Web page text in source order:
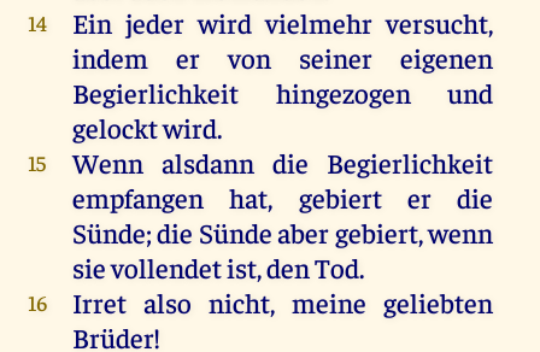
14
Ein jeder wird vielmehr versucht,
indem er von seiner eigenen
Begierlichkeit hingezogen und
gelockt wird.
15
Wenn alsdann die Begierlichkeit
empfangen hat, gebiert er die
Sünde; die Sünde aber gebiert, wenn
sie vollendet ist, den Tod.
16
Irret also nicht, meine geliebten
Brüder!